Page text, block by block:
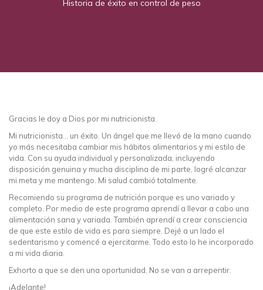
Historia de éxito en control de peso
Gracias le doy a Dios por mi nutricionista.
Mi nutricionista… un éxito. Un ángel que me llevó de la mano cuando
yo más necesitaba cambiar mis hábitos alimentarios y mi estilo de
vida. Con su ayuda individual y personalizada, incluyendo
disposición genuina y mucha disciplina de mi parte, logré alcanzar
mi meta y me mantengo. Mi salud cambió totalmente.
Recomiendo su programa de nutrición porque es uno variado y
completo. Por medio de este programa aprendí a llevar a cabo una
alimentación sana y variada. También aprendí a crear consciencia
de que este estilo de vida es para siempre. Dejé a un lado el
sedentarismo y comencé a ejercitarme. Todo esto lo he incorporado
a mi vida diaria.
Exhorto a que se den una oportunidad. No se van a arrepentir.
¡Adelante!